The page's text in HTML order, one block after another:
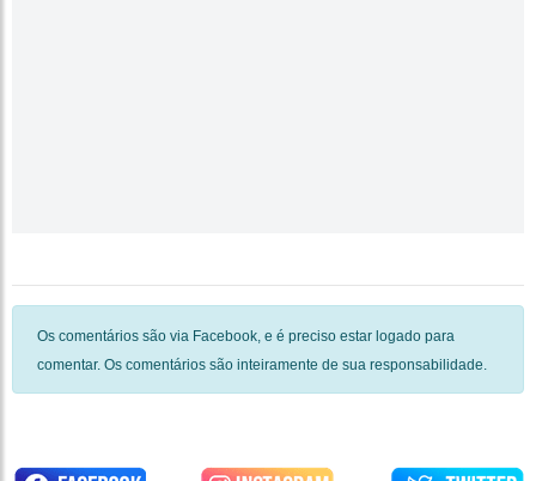
Os comentários são via Facebook, e é preciso estar logado para
comentar. Os comentários são inteiramente de sua responsabilidade.